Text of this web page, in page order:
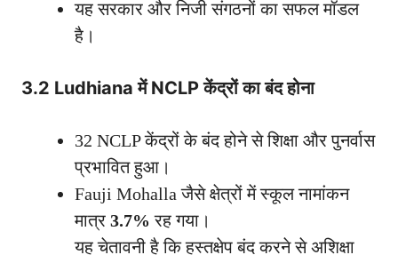
यह सरकार और निजी संगठनों का सफल मॉडल
है।
3.2 Ludhiana में NCLP केंद्रों का बंद होना
32 NCLP केंद्रों के बंद होने से शिक्षा और पुनर्वास
प्रभावित हुआ।
Fauji Mohalla जैसे क्षेत्रों में स्कूल नामांकन
मात्र 3.7% रह गया।
यह चेतावनी है कि हस्तक्षेप बंद करने से अशिक्षा